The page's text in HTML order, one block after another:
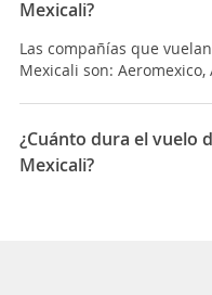
Mexicali?
Las compañías que
Mexicali son:
¿Cuánto dura el vuelo
Mexicali?